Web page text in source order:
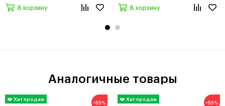
В корзину В корзину
Аналогичные товары
−55% −55%